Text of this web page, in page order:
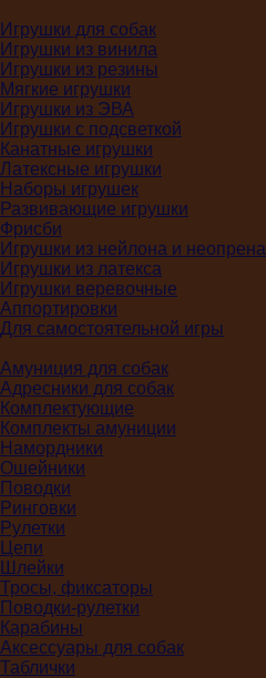
Игрушки для собак
Игрушки из винила
Игрушки из резины
Мягкие игрушки
Игрушки из ЭВА
Игрушки с подсветкой
Канатные игрушки
Латексные игрушки
Наборы игрушек
Развивающие игрушки
Фрисби
Игрушки из нейлона и неопрена
Игрушки из латекса
Игрушки веревочные
Аппортировки
Для самостоятельной игры
Амуниция для собак
Адресники для собак
Комплектующие
Комплекты амуниции
Намордники
Ошейники
Поводки
Ринговки
Рулетки
Цепи
Шлейки
Тросы, фиксаторы
Поводки-рулетки
Карабины
Аксессуары для собак
Таблички